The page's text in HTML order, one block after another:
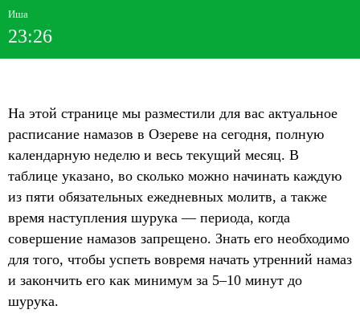
Иша
23:26
На этой странице мы разместили для вас актуальное
расписание намазов в Озереве на сегодня, полную
календарную неделю и весь текущий месяц. В
таблице указано, во сколько можно начинать каждую
из пяти обязательных ежедневных молитв, а также
время наступления шурука — периода, когда
совершение намазов запрещено. Знать его необходимо
для того, чтобы успеть вовремя начать утренний намаз
и закончить его как минимум за 5–10 минут до
шурука.